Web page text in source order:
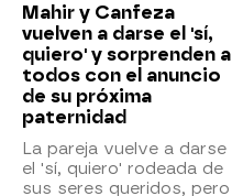
Mahir y Canfeza
vuelven a darse el 'sí,
quiero' y sorprenden a
todos con el anuncio
de su próxima
paternidad
La pareja vuelve a darse
el 'sí, quiero' rodeada de
sus seres queridos, pero